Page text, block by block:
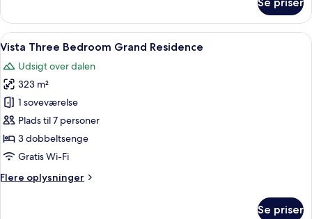
Three
Bedroom
Residence
Indlæs
alle
billeder
af
Vista
Three
Bedroom
Grand
Et hotelværelse med en stor seng,
6
Vista Three Bedroom Grand Residence
Udsigt over dalen
323 m²
1 soveværelse
Plads til 7 personer
3 dobbeltsenge
Gratis Wi-Fi
Flere oplysninger
Flere
Se priser